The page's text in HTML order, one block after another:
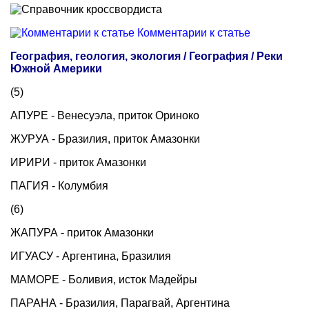
Комментарии к статье
География, геология, экология / География / Реки
Южной Америки
(5)
АПУРЕ - Венесуэла, приток Ориноко
ЖУРУА - Бразилия, приток Амазонки
ИРИРИ - приток Амазонки
ПАГИЯ - Колумбия
(6)
ЖАПУРА - приток Амазонки
ИГУАСУ - Аргентина, Бразилия
МАМОРЕ - Боливия, исток Мадейры
ПАРАНА - Бразилия, Парагвай, Аргентина